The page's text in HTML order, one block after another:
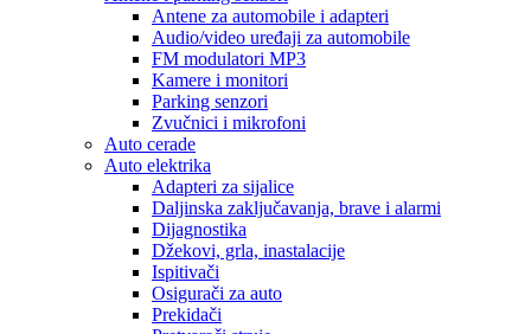
Antene za automobile i adapteri
Audio/video uređaji za automobile
FM modulatori MP3
Kamere i monitori
Parking senzori
Zvučnici i mikrofoni
Auto cerade
Auto elektrika
Adapteri za sijalice
Daljinska zaključavanja, brave i alarmi
Dijagnostika
Džekovi, grla, inastalacije
Ispitivači
Osigurači za auto
Prekidači